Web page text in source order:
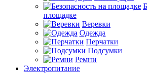
площадке
Веревки
Одежда
Перчатки
Подсумки
Ремни
Электропитание